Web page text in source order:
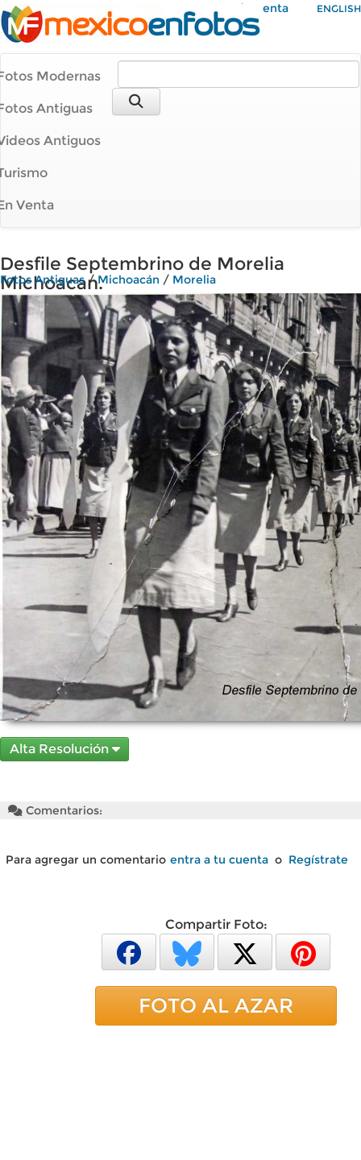
Mi Cuenta ENGLISH
Modernas
Antiguas
Antiguos
Venta
Desfile Septembrino de Morelia
Michoacan.
Fotos Antiguas/Michoacán / Morelia
Alta Resolución
Comentarios:
Para agregar un comentario entra a tu cuenta o Regístrate
Compartir Foto:
FOTO AL AZAR